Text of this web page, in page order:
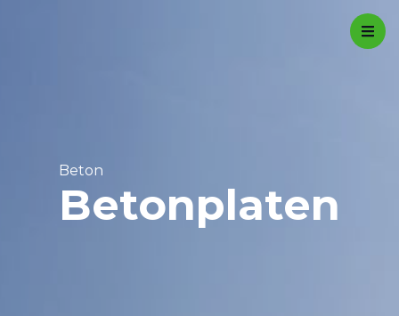
Fourage
Transport Over ons Actiepagina
Beton
Betonplaten